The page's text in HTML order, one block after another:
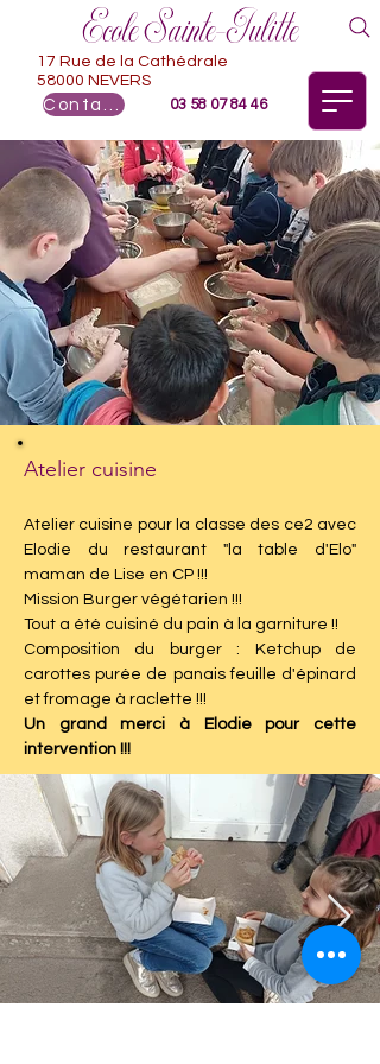
Ecole Sainte-Julitte
03 58 07 84 46
17 Rue de la Cathédrale
58000 NEVERS
Atelier cuisine
Atelier cuisine pour la classe des ce2 avec
Elodie du restaurant "la table d'Elo"
maman de Lise en CP !!!
Mission Burger végétarien !!!
Tout a été cuisiné du pain à la garniture !!
Composition du burger : Ketchup de
carottes purée de panais feuille d'épinard
et fromage à raclette !!!
Un grand merci à Elodie pour cette
intervention !!!